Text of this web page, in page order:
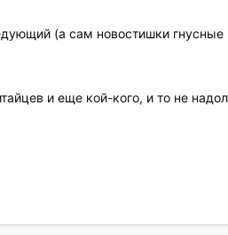
(а сам новостишки гнусные
и еще кой-кого, и то не